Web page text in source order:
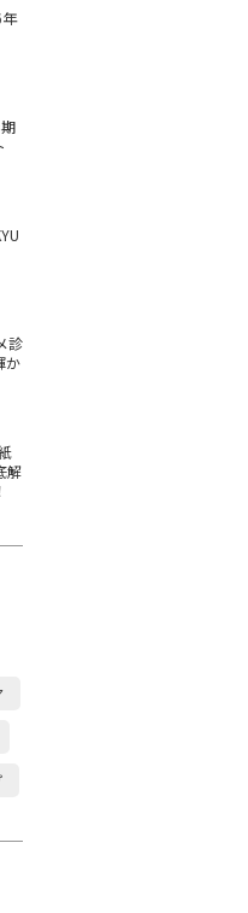
【2025最新】井田ラボラ
コス受賞は？
診
か
解